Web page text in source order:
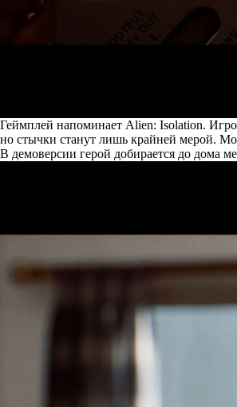
Геймплей напоминает Alien: Isolation.
но стычки станут лишь крайней мерой.
В демоверсии герой добирается до дома